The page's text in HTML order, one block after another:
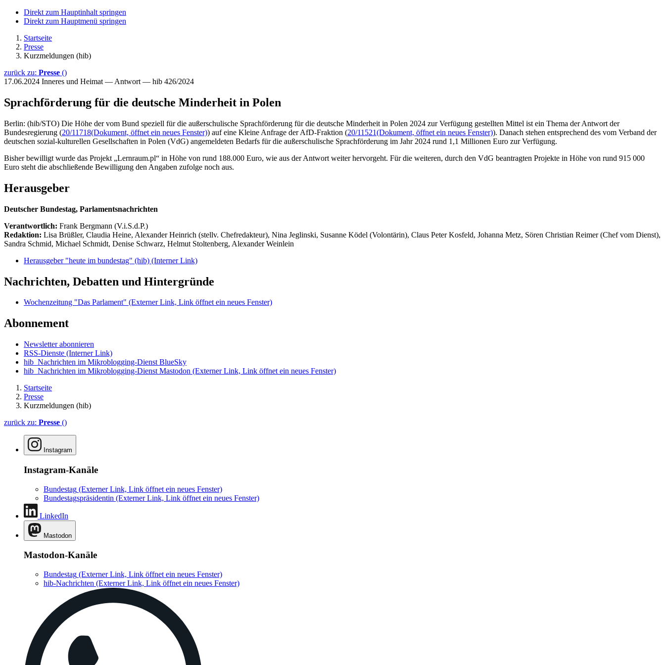
Direkt zum Hauptinhalt springen
Direkt zum Hauptmenü springen
Startseite
Presse
Kurzmeldungen (hib)
zurück zu: Presse ()
17.06.2024 Inneres und Heimat — Antwort — hib 426/2024
Sprachförderung für die deutsche Minderheit in Polen
Berlin: (hib/STO) Die Höhe der vom Bund speziell für die außerschulische Sprachförderung für die deutsche Minderheit in Polen 2024 zur Verfügung gestellten Mittel ist ein Thema der Antwort der
Bundesregierung (20/11718(Dokument, öffnet ein neues Fenster)) auf eine Kleine Anfrage der AfD-Fraktion (20/11521(Dokument, öffnet ein neues Fenster)). Danach stehen entsprechend des vom Verband der
deutschen sozial-kulturellen Gesellschaften in Polen (VdG) angemeldeten Bedarfs für die außerschulische Sprachförderung im Jahr 2024 rund 1,1 Millionen Euro zur Verfügung.
Bisher bewilligt wurde das Projekt „Lernraum.pl“ in Höhe von rund 188.000 Euro, wie aus der Antwort weiter hervorgeht. Für die weiteren, durch den VdG beantragten Projekte in Höhe von rund 915 000
Euro steht die abschließende Bewilligung den Angaben zufolge noch aus.
Herausgeber
Deutscher Bundestag, Parlamentsnachrichten
Verantwortlich: Frank Bergmann (V.i.S.d.P.)
Redaktion: Lisa Brüßler, Claudia Heine, Alexander Heinrich (stellv. Chefredakteur), Nina Jeglinski, Susanne Ködel (Volontärin), Claus Peter Kosfeld, Johanna Metz, Sören Christian Reimer (Chef vom Dienst),
Sandra Schmid, Michael Schmidt, Denise Schwarz, Helmut Stoltenberg, Alexander Weinlein
Herausgeber "heute im bundestag" (hib) (Interner Link)
Nachrichten, Debatten und Hintergründe
Wochenzeitung "Das Parlament" (Externer Link, Link öffnet ein neues Fenster)
Abonnement
Newsletter abonnieren
RSS-Dienste (Interner Link)
hib_Nachrichten im Mikroblogging-Dienst BlueSky
hib_Nachrichten im Mikroblogging-Dienst Mastodon (Externer Link, Link öffnet ein neues Fenster)
Startseite
Presse
Kurzmeldungen (hib)
zurück zu: Presse ()
Instagram
Instagram-Kanäle
Bundestag (Externer Link, Link öffnet ein neues Fenster)
Bundestagspräsidentin (Externer Link, Link öffnet ein neues Fenster)
LinkedIn
Mastodon
Mastodon-Kanäle
Bundestag (Externer Link, Link öffnet ein neues Fenster)
hib-Nachrichten (Externer Link, Link öffnet ein neues Fenster)